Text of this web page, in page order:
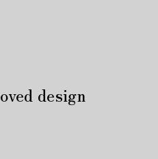
design